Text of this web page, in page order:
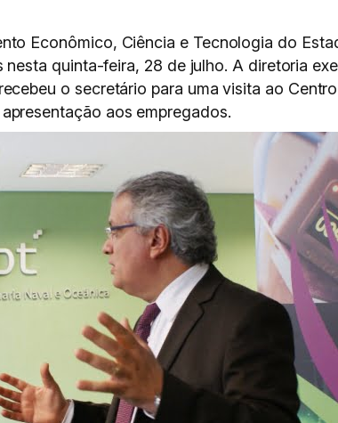
Econômico, Ciência e Tecnologia do
quinta-feira, 28 de julho. A diretoria
o secretário para uma visita ao
aos empregados.